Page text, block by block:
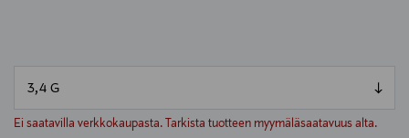
Ei saatavilla verkkokaupasta. Tarkista tuotteen myymäläsaatavuus alta.
null